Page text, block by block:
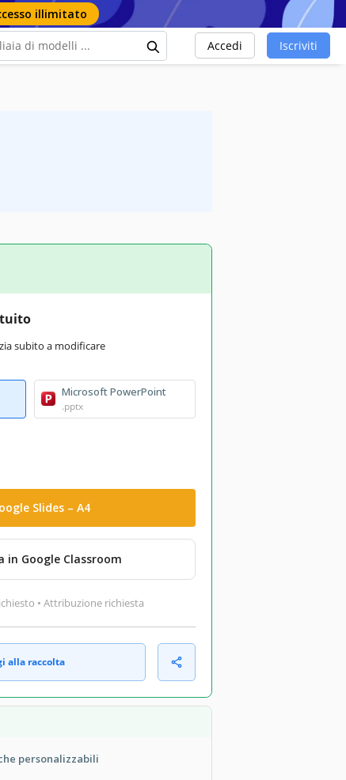
illimitato
Accedi Iscriviti
subito a modificare
Microsoft PowerPoint
.pptx
Slides – A4
in Google Classroom
• Attribuzione richiesta
alla raccolta
personalizzabili